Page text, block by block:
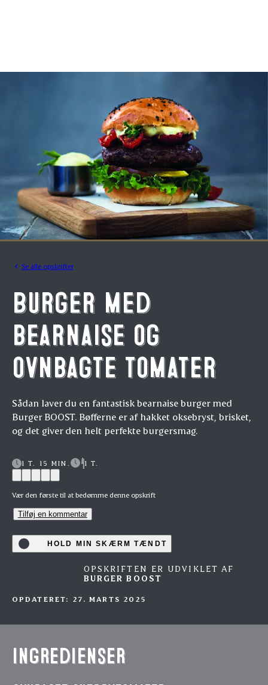
Se alle opskrifter
Burger med
bearnaise og
ovnbagte tomater
Sådan laver du en fantastisk bearnaise burger med
Burger BOOST. Bøfferne er af hakket oksebryst, brisket,
og det giver den helt perfekte burgersmag.
1 T. 15 MIN. 1 T.
Vær den første til at bedømme denne opskrift
Tilføj en kommentar
HOLD MIN SKÆRM TÆNDT
OPSKRIFTEN ER UDVIKLET AF
BURGER BOOST
OPDATERET: 27. MARTS 2025
Ingredienser